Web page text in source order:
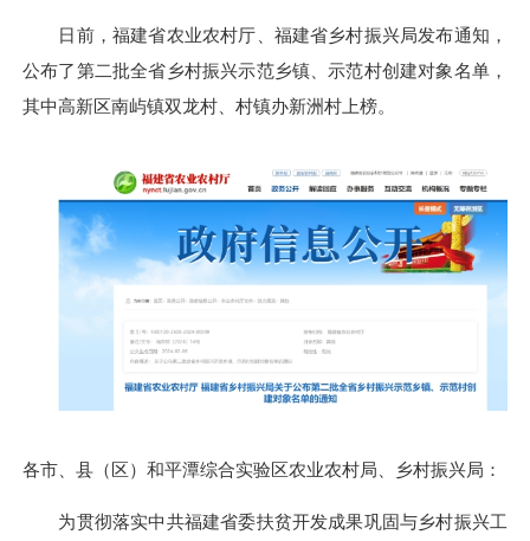
日前，福建省农业农村厅、福建省乡村振兴局发布通知，
公布了第二批全省乡村振兴示范乡镇、示范村创建对象名单，
其中高新区南屿镇双龙村、村镇办新洲村上榜。
各市、县（区）和平潭综合实验区农业农村局、乡村振兴局：
为贯彻落实中共福建省委扶贫开发成果巩固与乡村振兴工